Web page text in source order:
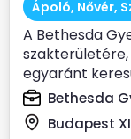
Ápoló, Nővér,
A Bethesda
egyaránt
Bethesda
Budapest